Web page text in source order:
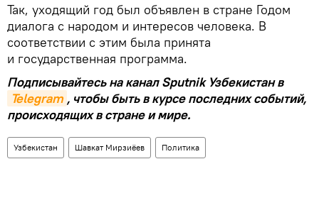
Так, уходящий год был объявлен в стране Годом
диалога с народом и интересов человека. В
соответствии с этим была принята
и государственная программа.
Подписывайтесь на канал Sputnik Узбекистан в
Telegram , чтобы быть в курсе последних событий,
происходящих в стране и мире.
Узбекистан Шавкат Мирзиёев Политика